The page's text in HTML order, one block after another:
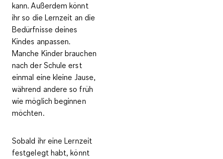
kann. Außerdem könnt
ihr so die Lernzeit an die
Bedürfnisse deines
Kindes anpassen.
Manche Kinder brauchen
nach der Schule erst
einmal eine kleine Jause,
während andere so früh
wie möglich beginnen
möchten.
Sobald ihr eine Lernzeit
festgelegt habt, könnt